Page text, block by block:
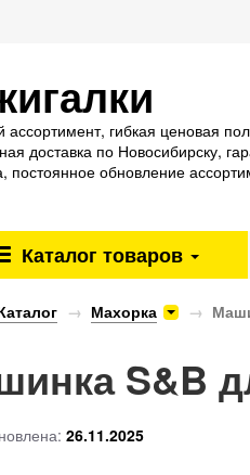
ассортимент, гибкая ценовая
доставка по Новосибирску,
постоянное обновление
Каталог товаров
Махорка
S&B
26.11.2025